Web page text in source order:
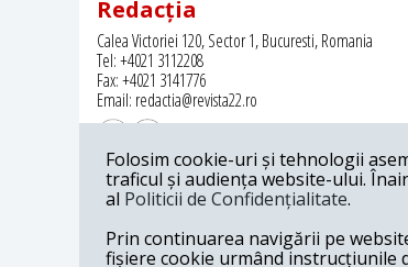
Redacția
Calea Victoriei 120, Sector 1, Bucuresti, Romania
Tel: +4021 3112208
Fax: +4021 3141776
Email: redactia@revista22.ro
Revista 22 este editata de
Folosim cookie-uri și tehnologii
traficul și audiența website-ului.
al Politicii de Confidențialitate.
Prin continuarea navigării pe
fișiere cookie urmând instrucțiunile